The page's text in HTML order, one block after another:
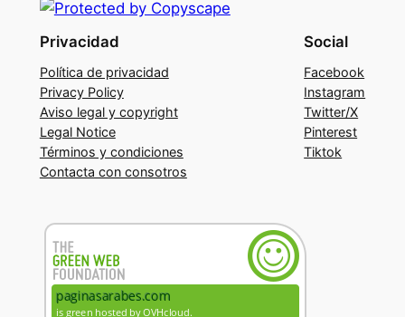
Privacidad
Política de privacidad
Privacy Policy
Aviso legal y copyright
Legal Notice
Términos y condiciones
Contacta con consotros
Social
Facebook
Instagram
Twitter/X
Pinterest
Tiktok